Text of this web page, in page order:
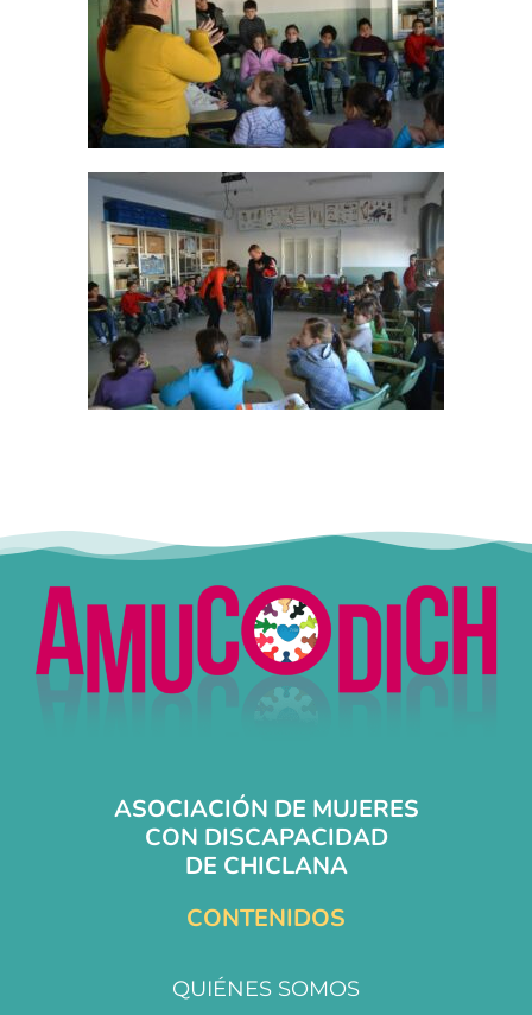
ASOCIACIÓN DE MUJERES
CON DISCAPACIDAD
DE CHICLANA
CONTENIDOS
QUIÉNES SOMOS